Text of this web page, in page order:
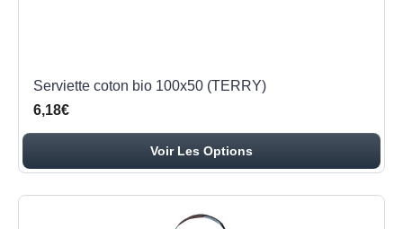
Serviette coton bio 100x50 (TERRY)
6,18€
Voir Les Options